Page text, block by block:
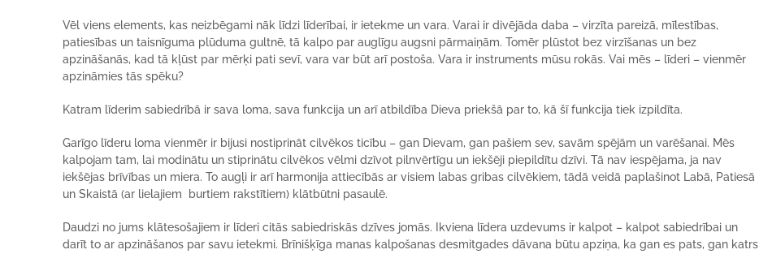
Vēl viens elements, kas neizbēgami nāk līdzi līderībai, ir ietekme un vara. Varai ir divējāda daba – virzīta pareizā, mīlestības,
patiesības un taisnīguma plūduma gultnē, tā kalpo par auglīgu augsni pārmaiņām. Tomēr plūstot bez virzīšanas un bez
apzināšanās, kad tā kļūst par mērķi pati sevī, vara var būt arī postoša. Vara ir instruments mūsu rokās. Vai mēs – līderi – vienmēr
apzināmies tās spēku?
Katram līderim sabiedrībā ir sava loma, sava funkcija un arī atbildība Dieva priekšā par to, kā šī funkcija tiek izpildīta.
Garīgo līderu loma vienmēr ir bijusi nostiprināt cilvēkos ticību – gan Dievam, gan pašiem sev, savām spējām un varēšanai. Mēs
kalpojam tam, lai modinātu un stiprinātu cilvēkos vēlmi dzīvot pilnvērtīgu un iekšēji piepildītu dzīvi. Tā nav iespējama, ja nav
iekšējas brīvības un miera. To augļi ir arī harmonija attiecībās ar visiem labas gribas cilvēkiem, tādā veidā paplašinot Labā, Patiesā
un Skaistā (ar lielajiem burtiem rakstītiem) klātbūtni pasaulē.
Daudzi no jums klātesošajiem ir līderi citās sabiedriskās dzīves jomās. Ikviena līdera uzdevums ir kalpot – kalpot sabiedrībai un
darīt to ar apzināšanos par savu ietekmi. Brīnišķīga manas kalpošanas desmitgades dāvana būtu apziņa, ka gan es pats, gan katrs